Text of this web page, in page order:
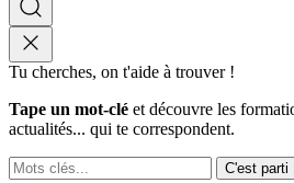
Tu cherches, on t'aide à trouver !
Tape un mot-clé et découvre les
actualités... qui te correspondent.
C'est parti